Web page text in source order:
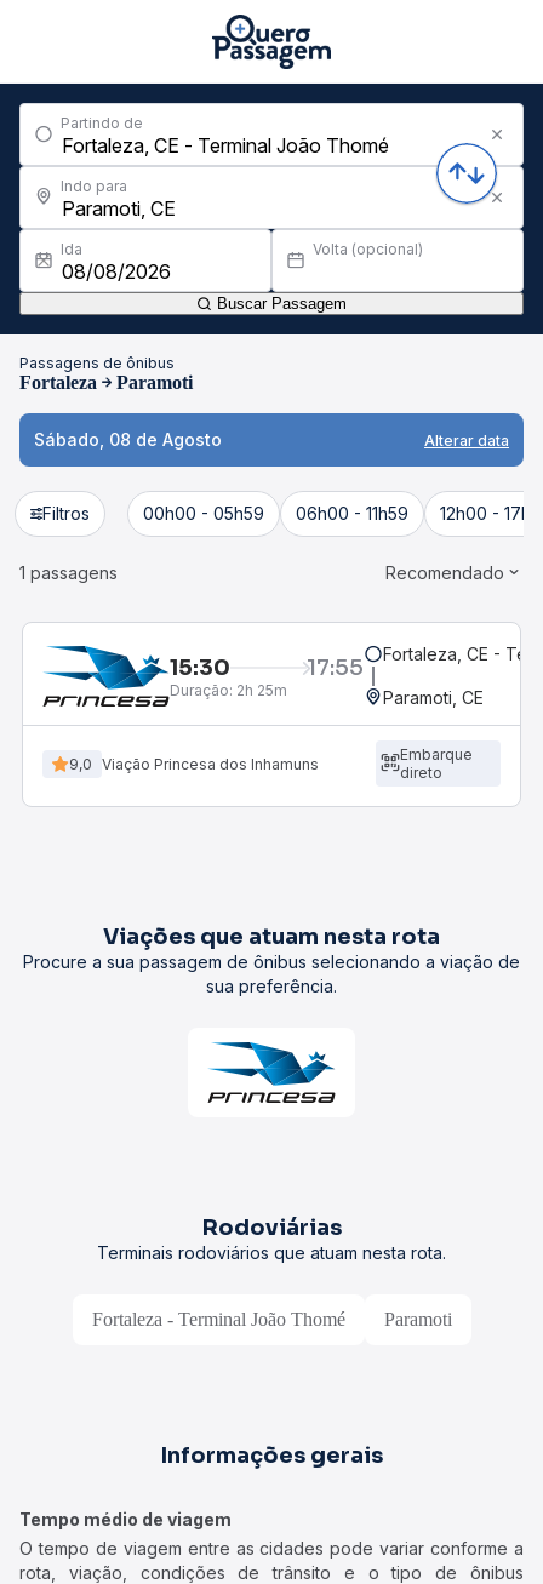
Partindo de
Indo para
Ida Volta (opcional)
Buscar Passagem
Passagens de ônibus
Fortaleza Paramoti
Sábado, 08 de Agosto Alterar data
Filtros 00h00 - 05h59 06h00 - 11h59 12h00 -
1 passagens Recomendado
15:30 17:55
Duração: 2h 25m
Fortaleza, CE -
Paramoti, CE
9,0 Viação Princesa dos Inhamuns
Embarque
direto
Viações que atuam nesta rota
Procure a sua passagem de ônibus selecionando a viação de
sua preferência.
Rodoviárias
Terminais rodoviários que atuam nesta rota.
Fortaleza - Terminal João Thomé Paramoti
Informações gerais
Tempo médio de viagem
O tempo de viagem entre as cidades pode variar conforme a
rota, viação, condições de trânsito e o tipo de ônibus